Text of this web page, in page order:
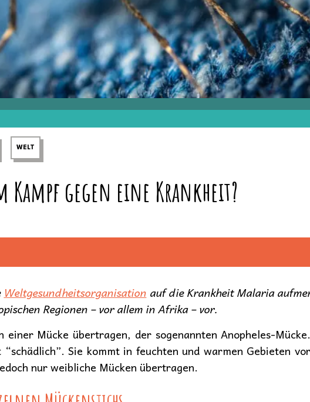
WELT
gegen eine Krankheit?
Weltgesundheitsorganisation auf die Krankheit Malaria
Regionen – vor allem in Afrika – vor.
Mücke übertragen, der sogenannten Anopheles-
Sie kommt in feuchten und warmen Gebieten
nur weibliche Mücken übertragen.